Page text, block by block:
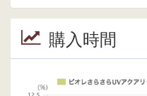
購入時間